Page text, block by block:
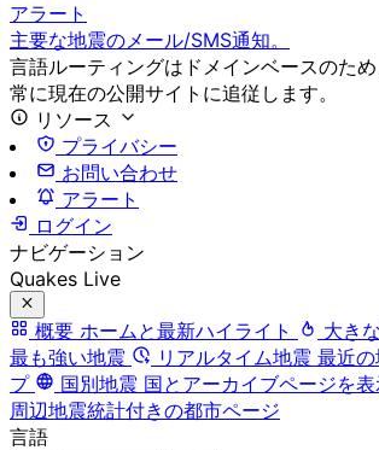
アラート
主要な地震のメール/SMS通知。
言語ルーティングはドメインベースのた
常に現在の公開サイトに追従します。
リソース
プライバシー
お問い合わせ
アラート
ログイン
ナビゲーション
Quakes Live
概要 ホームと最新ハイライト 大き
最も強い地震
リアルタイム地震 最近
プ
国別地震 国とアーカイブページを
周辺地震統計付きの都市ページ
言語